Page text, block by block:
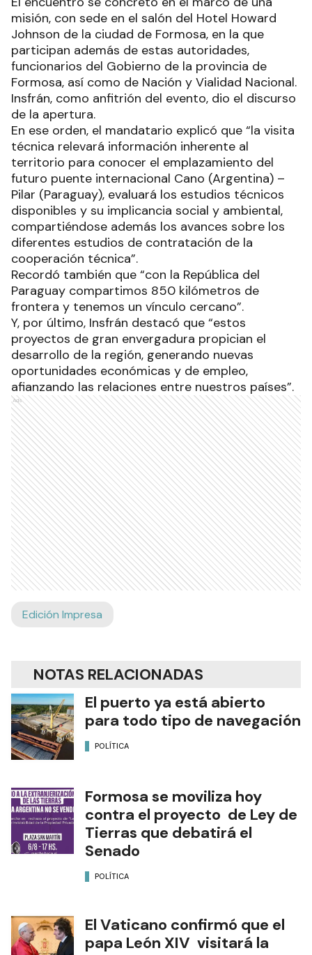
misión, con sede en el salón del Hotel Howard
Johnson de la ciudad de Formosa, en la que
participan además de estas autoridades,
funcionarios del Gobierno de la provincia de
Formosa, así como de Nación y Vialidad Nacional.
Insfrán, como anfitrión del evento, dio el discurso
de la apertura.
En ese orden, el mandatario explicó que “la visita
técnica relevará información inherente al
territorio para conocer el emplazamiento del
futuro puente internacional Cano (Argentina) –
Pilar (Paraguay), evaluará los estudios técnicos
disponibles y su implicancia social y ambiental,
compartiéndose además los avances sobre los
diferentes estudios de contratación de la
cooperación técnica”.
Recordó también que “con la República del
Paraguay compartimos 850 kilómetros de
frontera y tenemos un vínculo cercano”.
Y, por último, Insfrán destacó que “estos
proyectos de gran envergadura propician el
desarrollo de la región, generando nuevas
oportunidades económicas y de empleo,
afianzando las relaciones entre nuestros países”.
Ads
Edición Impresa
NOTAS RELACIONADAS
El puerto ya está abierto
para todo tipo de navegación
POLÍTICA
Formosa se moviliza hoy
contra el proyecto de Ley de
Tierras que debatirá el
Senado
POLÍTICA
El Vaticano confirmó que el
papa León XIV visitará la